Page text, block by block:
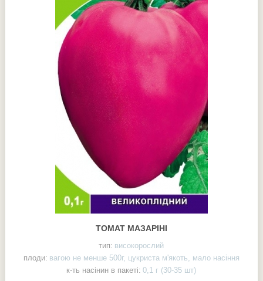
ТОМАТ МАЗАРІНІ
тип: високорослий
плоди: вагою не менше 500г, цукриста м'якоть, мало насіння
к-ть насінин в пакеті: 0,1 г (30-35 шт)